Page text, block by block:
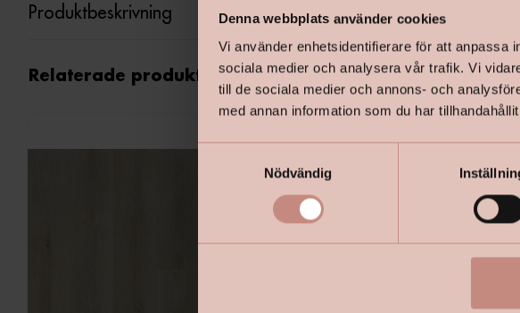
Denna webbplats använder cookies
Vi använder enhetsidentifierare för att anpassa
sociala medier och analysera vår trafik. Vi
till de sociala medier och annons- och
med annan information som du har
S
Nödvändig
Produktbeskrivning
Relaterade produkter